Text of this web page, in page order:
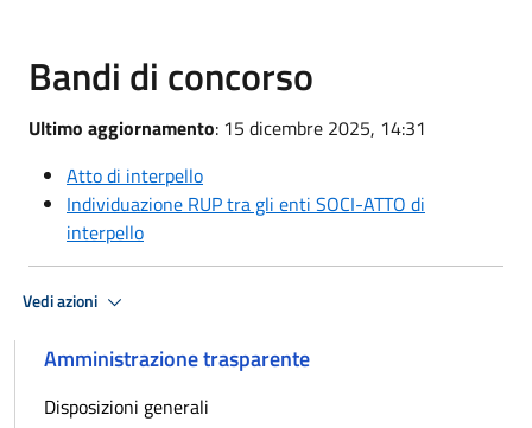
Bandi di concorso
Ultimo aggiornamento: 15 dicembre 2025, 14:31
Atto di interpello
Individuazione RUP tra gli enti SOCI-ATTO di
interpello
Vedi azioni
Amministrazione trasparente
Disposizioni generali